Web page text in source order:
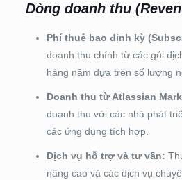
Dòng doanh thu
Phí thuê bao định kỳ
doanh thu chính từ các gói
hàng năm dựa trên số lượng
Doanh thu từ Atlassian
doanh thu với các nhà phát
các ứng dụng tích hợp.
Dịch vụ hỗ trợ và tư vấn:
nâng cao và các dịch vụ